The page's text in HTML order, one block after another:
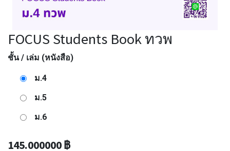
FOCUS Students Book ทวพ
ชั้น / เล่ม (หนังสือ)
ม.4
ม.5
ม.6
145.000000฿